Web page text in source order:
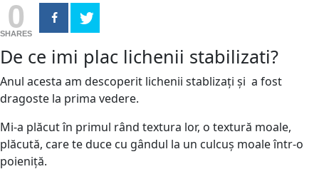
0
SHARES
De ce imi plac lichenii stabilizati?
Anul acesta am descoperit lichenii stablizați și a fost
dragoste la prima vedere.
Mi-a plăcut în primul rând textura lor, o textură moale,
plăcută, care te duce cu gândul la un culcuș moale într-o
poieniță.